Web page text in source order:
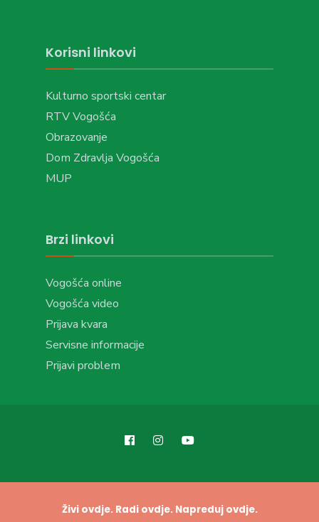
Korisni linkovi
Kulturno sportski centar
RTV Vogošća
Obrazovanje
Dom Zdravlja Vogošća
MUP
Brzi linkovi
Vogošća online
Vogošća video
Prijava kvara
Servisne informacije
Prijavi problem
Živi ovdje. Radi ovdje. Napreduj ovdje.